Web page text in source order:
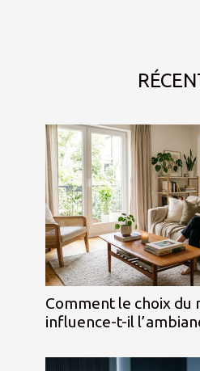
Comment le choix du
influence-t-il